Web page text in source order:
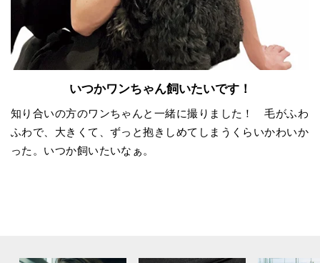
いつかワンちゃん飼いたいです！
知り合いの方のワンちゃんと一緒に撮りました！ 毛がふわ
ふわで、大きくて、ずっと抱きしめてしまうくらいかわいか
った。いつか飼いたいなぁ。